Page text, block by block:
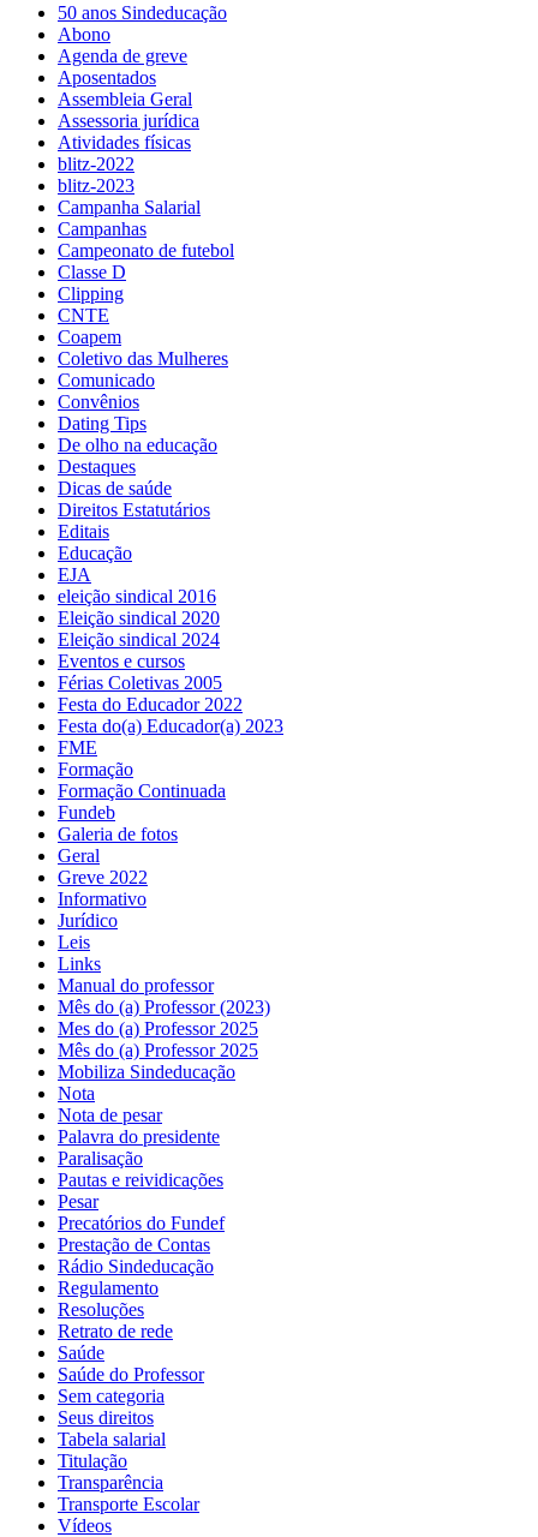
50 anos Sindeducação
Abono
Agenda de greve
Aposentados
Assembleia Geral
Assessoria jurídica
Atividades físicas
blitz-2022
blitz-2023
Campanha Salarial
Campanhas
Campeonato de futebol
Classe D
Clipping
CNTE
Coapem
Coletivo das Mulheres
Comunicado
Convênios
Dating Tips
De olho na educação
Destaques
Dicas de saúde
Direitos Estatutários
Editais
Educação
EJA
eleição sindical 2016
Eleição sindical 2020
Eleição sindical 2024
Eventos e cursos
Férias Coletivas 2005
Festa do Educador 2022
Festa do(a) Educador(a) 2023
FME
Formação
Formação Continuada
Fundeb
Galeria de fotos
Geral
Greve 2022
Informativo
Jurídico
Leis
Links
Manual do professor
Mês do (a) Professor (2023)
Mes do (a) Professor 2025
Mês do (a) Professor 2025
Mobiliza Sindeducação
Nota
Nota de pesar
Palavra do presidente
Paralisação
Pautas e reividicações
Pesar
Precatórios do Fundef
Prestação de Contas
Rádio Sindeducação
Regulamento
Resoluções
Retrato de rede
Saúde
Saúde do Professor
Sem categoria
Seus direitos
Tabela salarial
Titulação
Transparência
Transporte Escolar
Vídeos